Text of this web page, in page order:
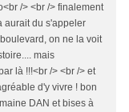
/> <br /> finalement
aurait du s'appeler
on ne la voit
mais
là !!!<br /> <br /> et
d'y vivre ! bon
DAN et bises à